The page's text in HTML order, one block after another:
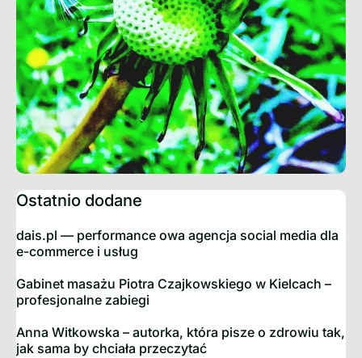
Ostatnio dodane
dais.pl — performance owa agencja social media dla
e-commerce i usług
Gabinet masażu Piotra Czajkowskiego w Kielcach –
profesjonalne zabiegi
Anna Witkowska – autorka, która pisze o zdrowiu tak,
jak sama by chciała przeczytać